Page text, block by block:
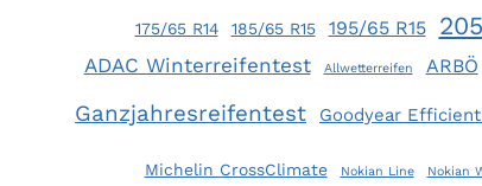
175/65 R14 185/65 R15 195/65 R15
ADAC Winterreifentest Allwetterreifen ARBÖ
Ganzjahresreifentest Goodyear
Michelin CrossClimate Nokian Line Nokian